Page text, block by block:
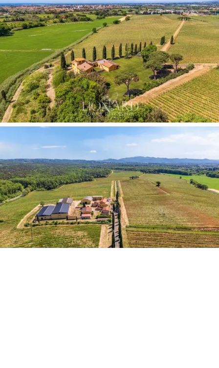
Zabytkowa wioskastanowi serce potencjału
rozwojowego posiadłości:piwnice z zabytkowymi
sklepieniami,
restauracja, sklep, muzeum wiejskie i trzy
szopy rolnicze tworzą system już ukształtowany pod
kątemwysokiej klasy gościnnościiturystyki
winiarskiej.Sklepione piwnice stanowią jeden z
najcenniejszych historycznie i krajobrazowo elementów
kompleksu, idealny na prywatne degustacje i
ekskluzywne imprezy. Budynek zsiedmioma
apartamentami,
każdy z dwiema lub trzema
sypialniami, uzupełnia ofertę noclegową o przestronne,
niezależne jednostki. Willa dozorcy zapewnia pełną
autonomię w zarządzaniu operacyjnym posiadłością.
270 hektarów terenów leśnych, które całkowicie
Otaczające posiadłość tereny gwarantują całkowitą
prywatność i wizualne odosobnienie, rzadko spotykane